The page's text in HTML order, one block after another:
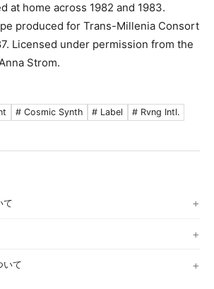
at home across 1982 and 1983.
produced for Trans-Millenia Consort
Licensed under permission from the
Strom.
# Cosmic Synth # Label # Rvng Intl.
て
いて